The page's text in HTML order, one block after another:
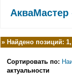
АкваМастер
» Найдено позиций:
Сортировать по:
актуальности